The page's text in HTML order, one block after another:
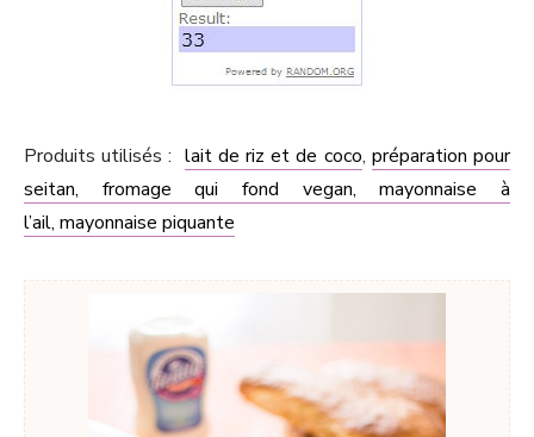
Produits utilisés : lait de riz et de coco, préparation pour
seitan, fromage qui fond vegan,mayonnaise à
l’ail, mayonnaise piquante